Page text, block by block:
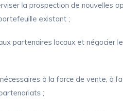
la prospection de nouvelles
existant ;
partenaires locaux et négocier
à la force de vente, à
;